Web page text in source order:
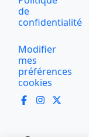
de
confidentialité
Modifier
mes
préférences
cookies